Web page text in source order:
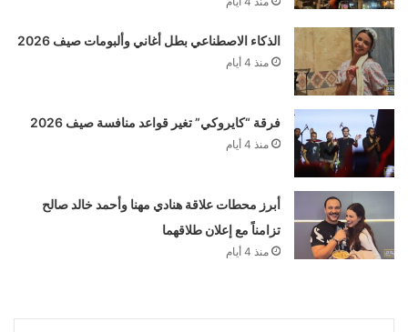
الذكاء الاصطناعي بطل أغاني وألبومات صيف 2026
منذ 4 أيام
فرقة “كايروكي” تغير قواعد منافسة صيف 2026
منذ 4 أيام
أبرز محطات علاقة هنادي مهنا وأحمد خالد صالح
تزامناً مع إعلان طلاقهما
منذ 4 أيام